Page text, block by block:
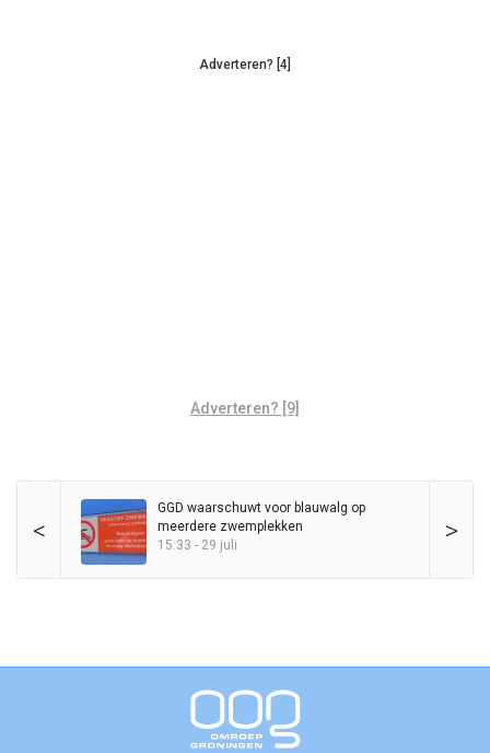
Adverteren? [4]
Adverteren? [9]
< >
GGD waarschuwt voor blauwalg op
meerdere zwemplekken
15:33 - 29 juli